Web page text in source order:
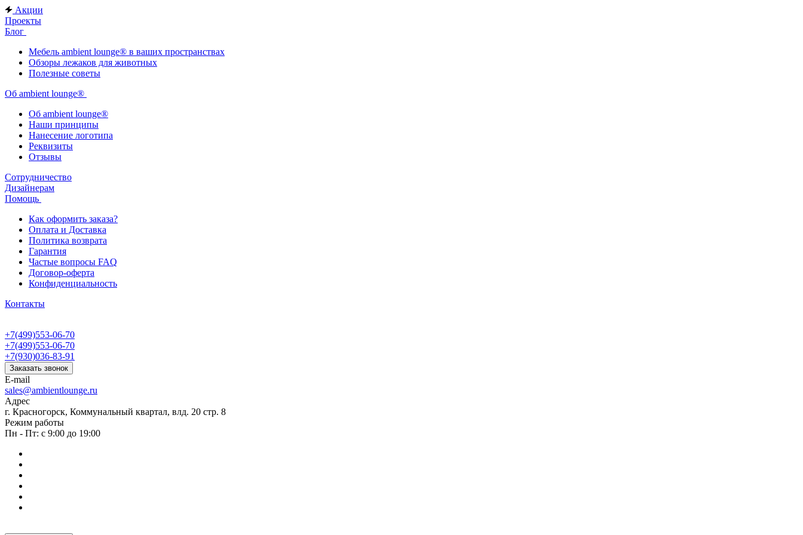
Акции
Проекты
Блог
Мебель ambient lounge® в ваших пространствах
Обзоры лежаков для животных
Полезные советы
Об ambient lounge®
Oб ambient lounge®
Наши принципы
Нанесение логотипа
Реквизиты
Отзывы
Сотрудничество
Дизайнерам
Помощь
Как оформить заказа?
Оплата и Доставка
Политика возврата
Гарантия
Частые вопросы FAQ
Договор-оферта
Конфиденциальность
Контакты
+7(499)553-06-70
+7(499)553-06-70
+7(930)036-83-91
Заказать звонок
E-mail
sales@ambientlounge.ru
Адрес
г. Красногорск, Коммунальный квартал, влд. 20 стр. 8
Режим работы
Пн - Пт: с 9:00 до 19:00